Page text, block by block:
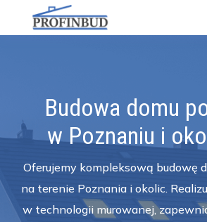
Budowa domu
w Poznaniu i
Oferujemy kompleksową budowę
na terenie Poznania i okolic.
w technologii murowanej,